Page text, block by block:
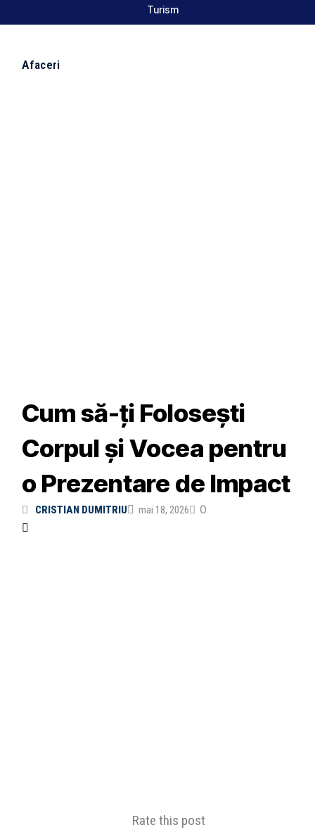
Turism
Afaceri
Cum să-ți Folosești
Corpul și Vocea pentru
o Prezentare de Impact
CRISTIAN DUMITRIU mai 18, 2026 0
Rate this post